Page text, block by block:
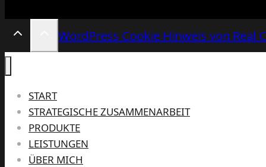
WordPress Cookie Hinweis von Real
START
STRATEGISCHE ZUSAMMENARBEIT
PRODUKTE
LEISTUNGEN
ÜBER MICH